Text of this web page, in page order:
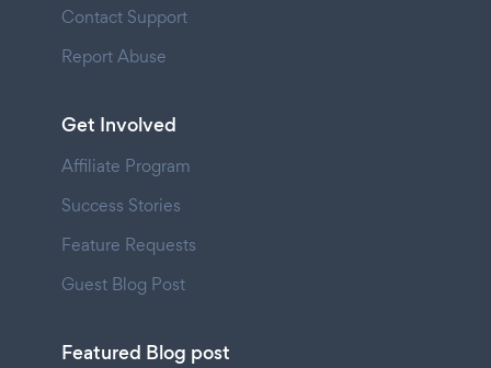
Contact Support
Report Abuse
Get Involved
Affiliate Program
Success Stories
Feature Requests
Guest Blog Post
Featured Blog post